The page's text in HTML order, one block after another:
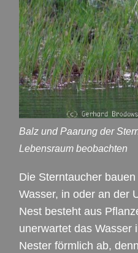
Balz und Paarung der
Lebensraum beobachten
Die Sterntaucher
Wasser, in oder an der
Nest besteht aus
unerwartet das Wasser
Nester förmlich ab,